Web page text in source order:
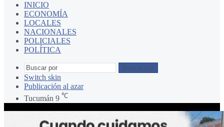
INICIO
ECONOMÍA
LOCALES
NACIONALES
POLICIALES
POLÍTICA
Buscar por
Switch skin
Publicación al azar
Tucumán 9 ℃